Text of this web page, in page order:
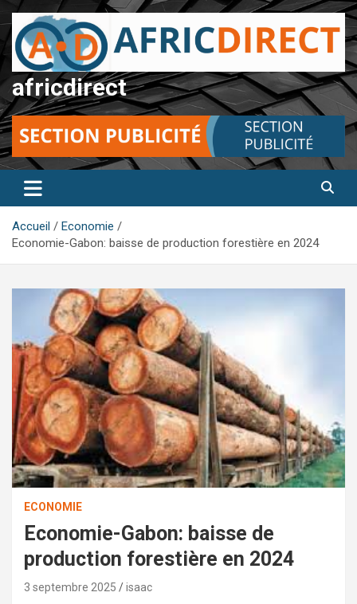
Aller
au
contenu
africdirect
Accueil
Economie
Economie-Gabon: baisse de production forestière en 2024
ECONOMIE
Economie-Gabon: baisse de
production forestière en 2024
3 septembre 2025 isaac